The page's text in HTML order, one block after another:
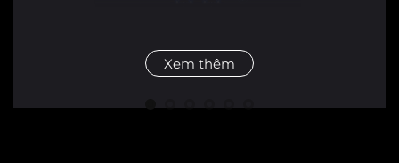
Xem thêm